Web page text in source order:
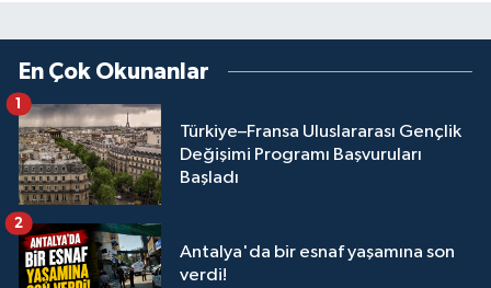
En Çok Okunanlar
Türkiye–Fransa Uluslararası Gençlik
Değişimi Programı Başvuruları
Başladı
1
Antalya'da bir esnaf yaşamına son
verdi!
2